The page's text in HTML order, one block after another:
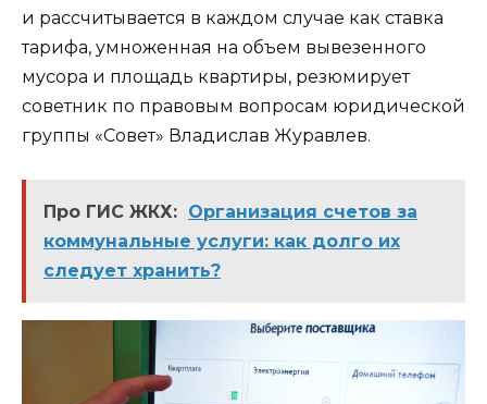
и рассчитывается в каждом случае как ставка
тарифа, умноженная на объем вывезенного
мусора и площадь квартиры, резюмирует
советник по правовым вопросам юридической
группы «Совет» Владислав Журавлев.
Про ГИС ЖКХ: Организация счетов за
коммунальные услуги: как долго их
следует хранить?